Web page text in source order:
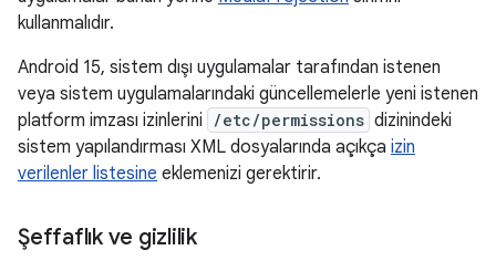
kullanmalıdır.
Android 15, sistem dışı uygulamalar tarafından istenen
veya sistem uygulamalarındaki güncellemelerle yeni istenen
platform imzası izinlerini
/etc/permissions dizinindeki
sistem yapılandırması XML dosyalarında açıkça izin
verilenler listesine eklemenizi gerektirir.
Şeffaflık ve gizlilik